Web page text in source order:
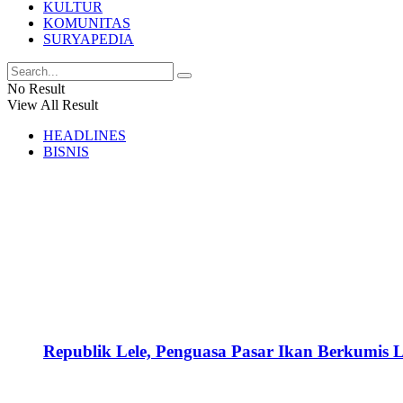
KULTUR
KOMUNITAS
SURYAPEDIA
No Result
View All Result
HEADLINES
BISNIS
Republik Lele, Penguasa Pasar Ikan Berkumis